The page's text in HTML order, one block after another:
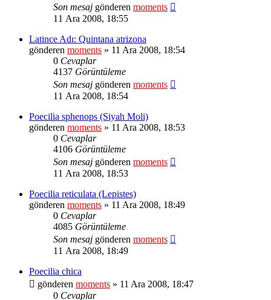
Son mesaj gönderen moments
11 Ara 2008, 18:55
Latince Adı: Quintana atrizona
gönderen moments » 11 Ara 2008, 18:54
0 Cevaplar
4137 Görüntüleme
Son mesaj gönderen moments
11 Ara 2008, 18:54
Poecilia sphenops (Siyah Moli)
gönderen moments » 11 Ara 2008, 18:53
0 Cevaplar
4106 Görüntüleme
Son mesaj gönderen moments
11 Ara 2008, 18:53
Poecilia reticulata (Lepistes)
gönderen moments » 11 Ara 2008, 18:49
0 Cevaplar
4085 Görüntüleme
Son mesaj gönderen moments
11 Ara 2008, 18:49
Poecilia chica
gönderen moments » 11 Ara 2008, 18:47
0 Cevaplar